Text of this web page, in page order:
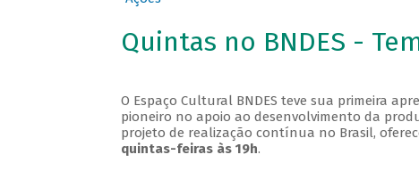
Quintas no BNDES -
O Espaço Cultural BNDES teve sua primeira
pioneiro no apoio ao desenvolvimento da
projeto de realização contínua no Brasil,
quintas-feiras às 19h.